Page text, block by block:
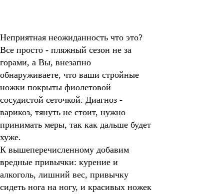
Неприятная неожиданность что это?
Все просто - пляжный сезон не за
горами, а Вы, внезапно
обнаруживаете, что ваши стройные
ножки покрыты фиолетовой
сосудистой сеточкой. Диагноз -
варикоз, тянуть не стоит, нужно
принимать меры, так как дальше будет
хуже.
К вышеперечисленному добавим
вредные привычки: курение и
алкоголь, лишний вес, привычку
сидеть нога на ногу, и красивых ножек